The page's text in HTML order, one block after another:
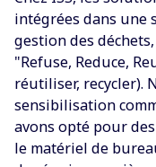
intégrées dans une
gestion des
"Refuse, Reduce,
réutiliser, recycler).
sensibilisation
avons opté pour
le matériel de